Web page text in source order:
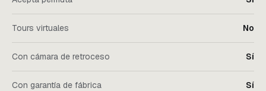
Tours virtuales No
Con cámara de retroceso Sí
Con garantía de fábrica Sí